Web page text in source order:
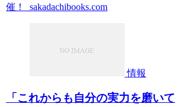
催！ sakadachibooks.com
情報
「これからも自分の実力を磨いて